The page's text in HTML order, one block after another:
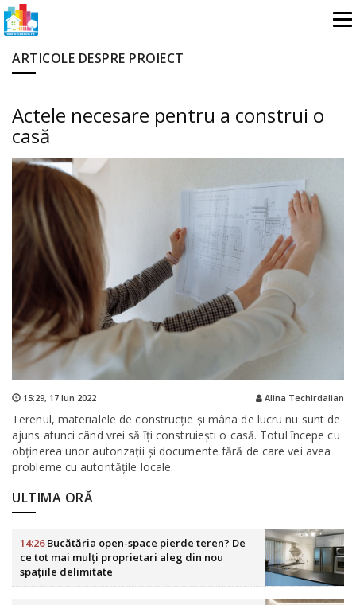
ARTICOLE DESPRE PROIECT
Actele necesare pentru a construi o
casă
15:29, 17 Iun 2022 Alina Techirdalian
Terenul, materialele de construcție și mâna de lucru nu sunt de
ajuns atunci când vrei să îți construiești o casă. Totul începe cu
obținerea unor autorizații și documente fără de care vei avea
probleme cu autoritățile locale.
ULTIMA ORĂ
14:26Bucătăria open-space pierde teren? De
ce tot mai mulți proprietari aleg din nou
spațiile delimitate